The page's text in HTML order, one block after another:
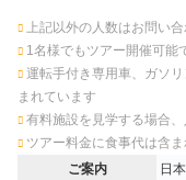
上記以外の人数はお問い
1名様でもツアー開催可能
運転手付き専用車、ガソ
まれています
有料施設を見学する場合
ツアー料金に食事代は含
ご案内
日